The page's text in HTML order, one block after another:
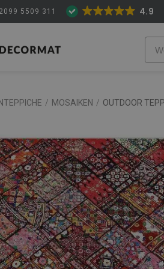
5509 311 4.9
/ MOSAIKEN / OUTDOOR